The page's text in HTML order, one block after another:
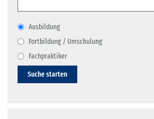
Ausbildung
Fortbildung / Umschulung
Fachpraktiker
Suche starten